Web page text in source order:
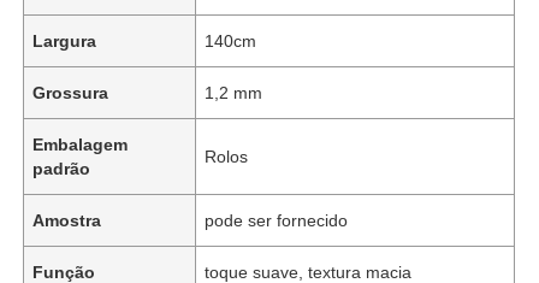
Largura 140cm
Grossura 1,2 mm
Embalagem
padrão
Rolos
Amostra pode ser fornecido
Função toque suave, textura macia